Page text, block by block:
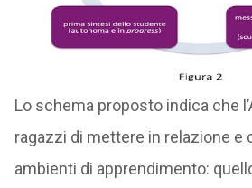
Lo schema proposto indica che
ragazzi di mettere in relazione e
ambienti di apprendimento: